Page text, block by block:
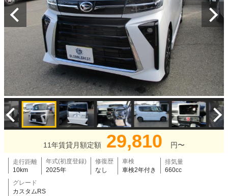
11年賃貸月額定額 29,810 円〜
走行距離
10km
年式(初度登録)
2025年
修復歴
なし
車検
車検2年付き
排気量
660cc
グレード
カスタムRS